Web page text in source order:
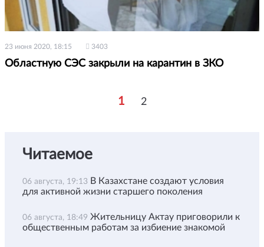
23 июня 2020, 18:15 3403
Областную СЭС закрыли на карантин в ЗКО
1 2
Читаемое
06 августа, 19:13 В Казахстане создают условия
для активной жизни старшего поколения
06 августа, 18:49 Жительницу Актау приговорили к
общественным работам за избиение знакомой